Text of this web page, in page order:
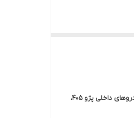
خودروهای داخلی پژو 405،